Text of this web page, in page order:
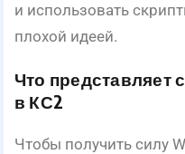
и использовать
плохой идеей.
Что представляет
в КС2
Чтобы получить силу